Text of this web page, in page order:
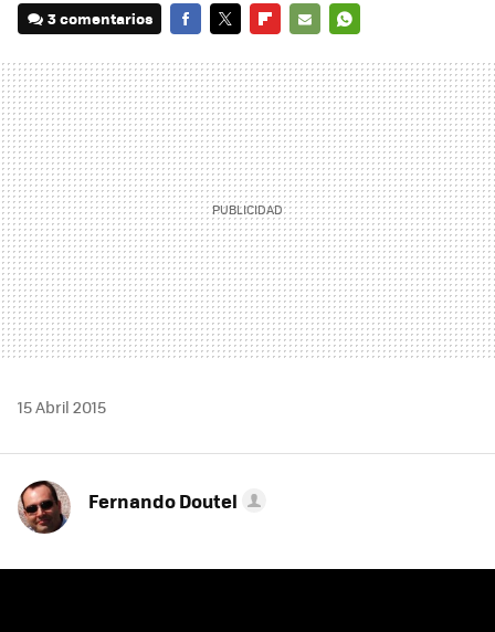
3 comentarios
MAIL
15 Abril 2015
Fernando Doutel